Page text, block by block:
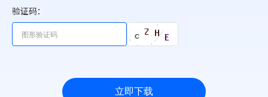
验证码：
立即下载